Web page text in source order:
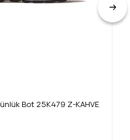
Bot 25K479 Z-KAHVE